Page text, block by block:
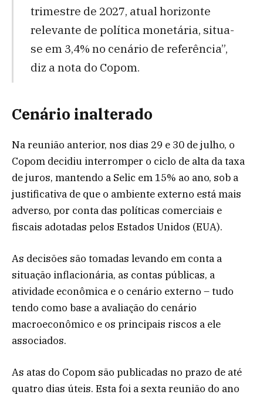
trimestre de 2027, atual horizonte
relevante de política monetária, situa-
se em 3,4% no cenário de referência”,
diz a nota do Copom.
Cenário inalterado
Na reunião anterior, nos dias 29 e 30 de julho, o
Copom decidiu interromper o ciclo de alta da taxa
de juros, mantendo a Selic em 15% ao ano, sob a
justificativa de que o ambiente externo está mais
adverso, por conta das políticas comerciais e
fiscais adotadas pelos Estados Unidos (EUA).
As decisões são tomadas levando em conta a
situação inflacionária, as contas públicas, a
atividade econômica e o cenário externo – tudo
tendo como base a avaliação do cenário
macroeconômico e os principais riscos a ele
associados.
As atas do Copom são publicadas no prazo de até
quatro dias úteis. Esta foi a sexta reunião do ano